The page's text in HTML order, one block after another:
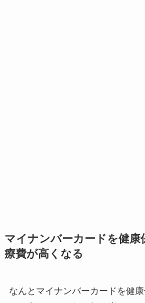
マイナンバーカードを健康
療費が高くなる
なんとマイナンバーカードを健